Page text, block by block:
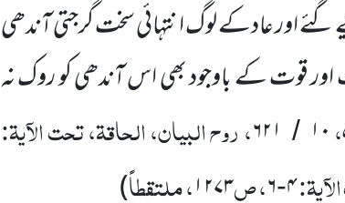
اور عادکے لوگ انتہائی سخت گرجتی آندھی
قوت کے باوجود بھی اس آندھی کو روک نہ
،۱۰ / ۶۲۱، روح البیان، الحاقۃ، تحت الآیۃ:
۴-۶، ص۱۲۷۳، ملتقطاً)